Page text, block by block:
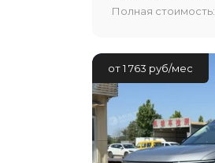
Полная стоимость:
от 1 763 руб/мес